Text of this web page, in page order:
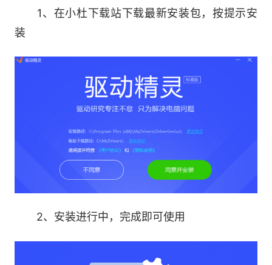
采用最先进的硬件检测技术，配合驱动之家近
十年的数据库积累，驱动精灵能够检测出绝大多数
的硬件，并且能够适配最合适的驱动程序。还能够
自动检测升级，保持电脑最佳状态。
2.先进驱动备份技术
先进的驱动备份技术可以完美解决网上难以找
不到的驱动程序的问题，可以备份多种格式的程
序，且备份过程精准无误。
3.简单易用还原功能
1、在小杜下载站下载最新安装包，按提示安
装
2、安装进行中，完成即可使用